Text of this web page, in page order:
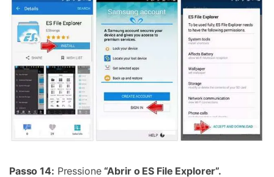
Passo 14: Pressione “Abrir o ES File Explorer”.